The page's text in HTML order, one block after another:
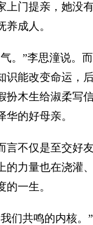
上门提亲，她没
成人。
。”李思潼说。
识能改变命运，
扮木生给淑柔写
的好母亲。
言不仅是至交好
力量也在浇灌
一生。
们共鸣的内核。”